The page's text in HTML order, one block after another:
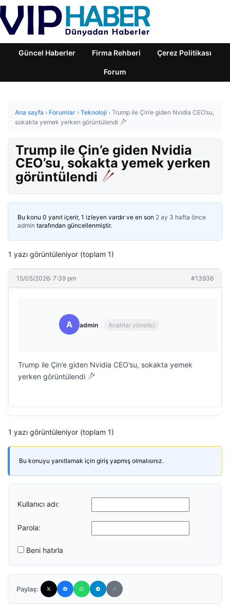
Güncel Haberler Firma Rehberi Çerez Politikası
Forum
Ana sayfa › Forumlar › Teknoloji › Trump ile Çin’e giden Nvidia CEO’su,
sokakta yemek yerken görüntülendi
Trump ile Çin’e giden Nvidia
CEO’su, sokakta yemek yerken
görüntülendi
Bu konu 0 yanıt içerir, 1 izleyen vardır ve en son 2 ay 3 hafta önce
admin tarafından güncellenmiştir.
1 yazı görüntüleniyor (toplam 1)
15/05/2026: 7:39 pm #13936
A admin Anahtar yönetici
Trump ile Çin’e giden Nvidia CEO’su, sokakta yemek
yerken görüntülendi
1 yazı görüntüleniyor (toplam 1)
Bu konuyu yanıtlamak için giriş yapmış olmalısınız.
Kullanıcı adı:
Parola:
Beni hatırla
Paylaş: